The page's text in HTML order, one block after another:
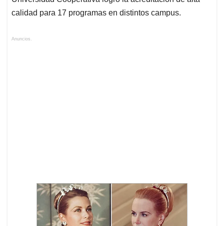
calidad para 17 programas en distintos campus.
Anuncios.